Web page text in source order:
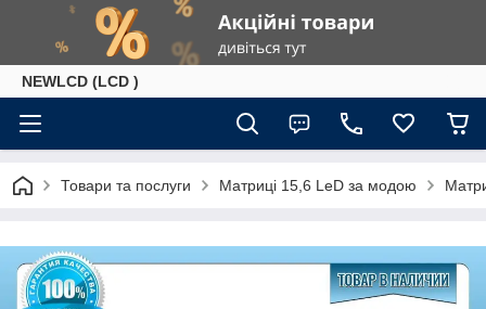
NEWLCD (LCD )
Товари та послуги Матриці 15,6 LeD за модою